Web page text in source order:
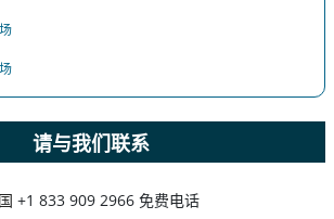
请与我们联系
+1 833 909 2966 免费电话